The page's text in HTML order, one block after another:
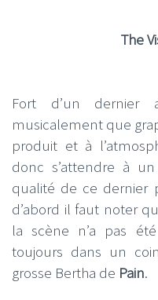
The
Fort d’un dernier
musicalement que
produit et à
donc s’attendre à
qualité de ce dernier
d’abord il faut noter
la scène n’a pas
toujours dans un
grosse Bertha de Pain.